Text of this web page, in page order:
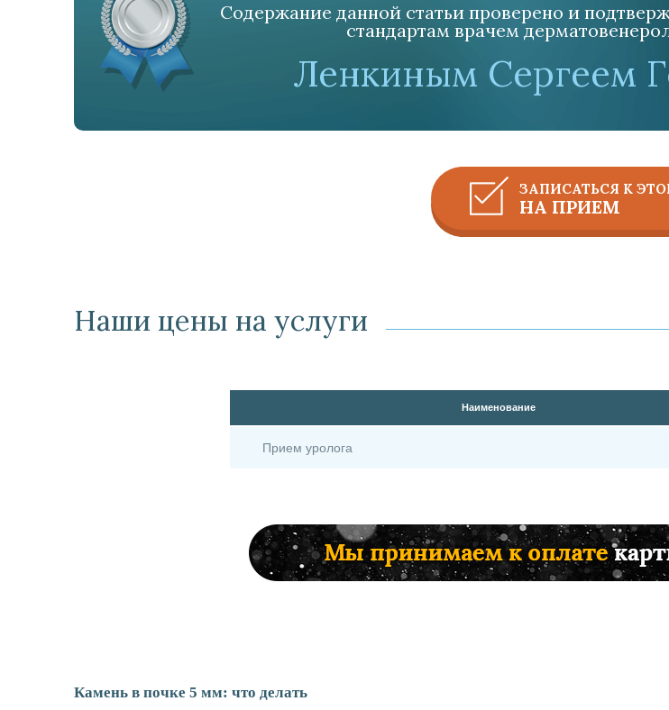
Содержание данной статьи проверено и
стандартам врачем
Ленкиным Сергеем
ЗАПИСАТЬСЯ К
НА ПРИЕМ
Наши цены на услуги
Наименование
Прием уролога
Камень в почке 5 мм: что делать